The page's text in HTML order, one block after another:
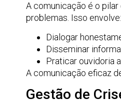
A comunicação é o
problemas. Isso envolve:
Dialogar
Disseminar
Praticar ouvidoria
A comunicação eficaz
Gestão de